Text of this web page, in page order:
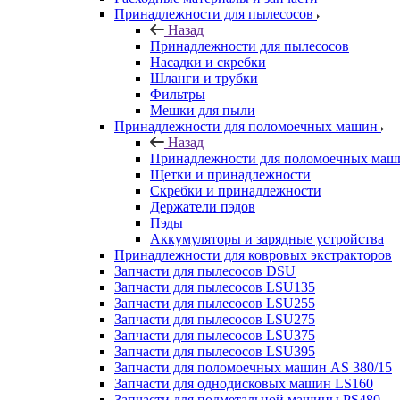
Принадлежности для пылесосов
Назад
Принадлежности для пылесосов
Насадки и скребки
Шланги и трубки
Фильтры
Мешки для пыли
Принадлежности для поломоечных машин
Назад
Принадлежности для поломоечных
Щетки и принадлежности
Скребки и принадлежности
Держатели пэдов
Пэды
Аккумуляторы и зарядные устройства
Принадлежности для ковровых экстракторов
Запчасти для пылесосов DSU
Запчасти для пылесосов LSU135
Запчасти для пылесосов LSU255
Запчасти для пылесосов LSU275
Запчасти для пылесосов LSU375
Запчасти для пылесосов LSU395
Запчасти для поломоечных машин AS 380/15
Запчасти для однодисковых машин LS160